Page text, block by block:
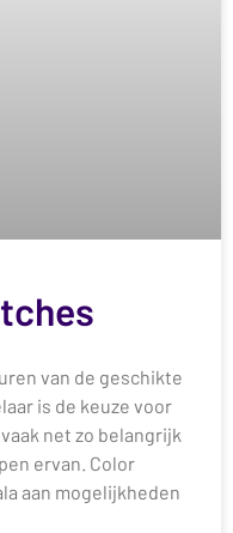
van de geschikte
is de keuze voor
net zo belangrijk
ervan. Color
aan mogelijkheden